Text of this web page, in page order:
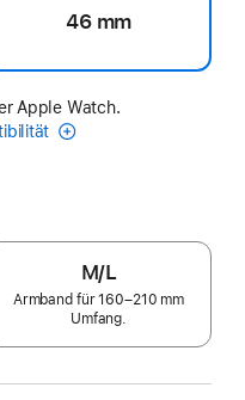
46 mm
Apple Watch.
M/L
Armband für 160–210 mm
Umfang.